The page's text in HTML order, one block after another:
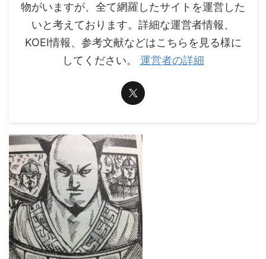
物がいますが、全て網羅したサイトを運営した
いと考えております。詳細な運営者情報、
KOEI情報、参考文献などはこちらを見る様に
してください。 運営者の詳細